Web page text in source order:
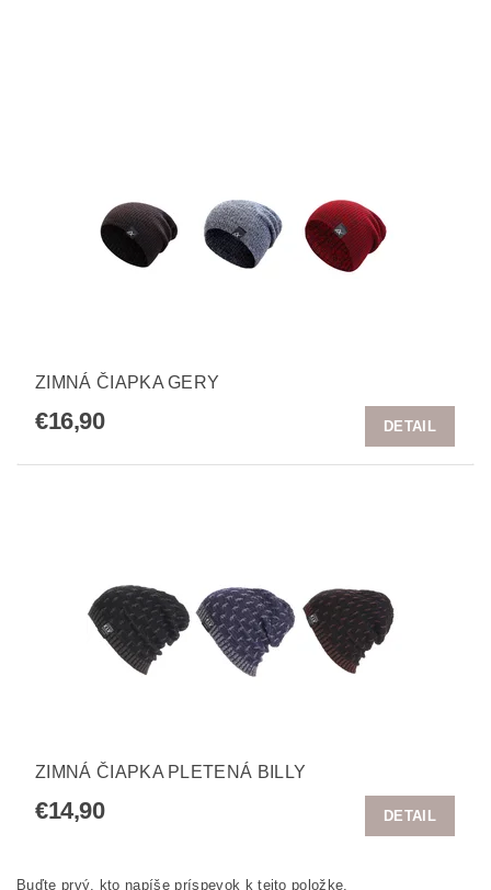
ZIMNÁ ČIAPKA GERY
€16,90 DETAIL
ZIMNÁ ČIAPKA PLETENÁ BILLY
€14,90 DETAIL
Buďte prvý, kto napíše príspevok k tejto položke.